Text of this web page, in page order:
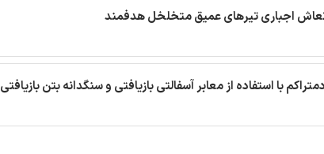
اجباری تیرهای عمیق متخلخل هدفمند
با استفاده از معابر آسفالتی بازیافتی و سنگدانه بتن بازیافتی